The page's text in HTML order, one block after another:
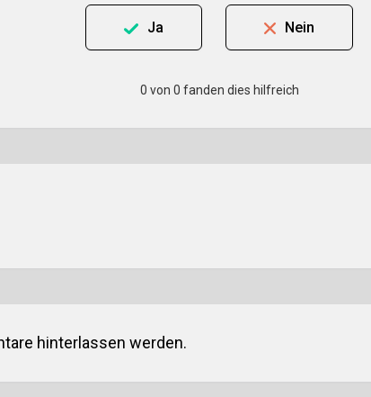
Ja Nein
0 von 0 fanden dies hilfreich
hinterlassen werden.